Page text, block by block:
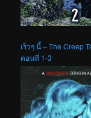
เร็วๆ นี้ – The Creep
ตอนที่ 1-3